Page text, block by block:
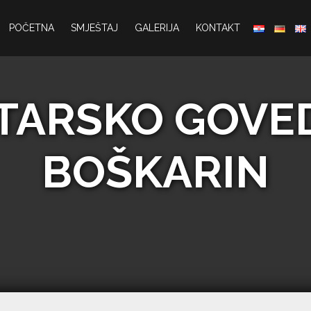
POČETNA SMJEŠTAJ GALERIJA KONTAKT
BOŠKARIN